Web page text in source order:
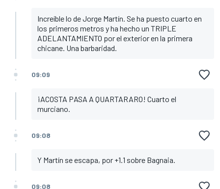
Increíble lo de Jorge Martín. Se ha puesto cuarto en
los primeros metros y ha hecho un TRIPLE
ADELANTAMIENTO por el exterior en la primera
chicane. Una barbaridad.
09:09
¡ACOSTA PASA A QUARTARARO! Cuarto el
murciano.
09:08
Y Martín se escapa, por +1.1 sobre Bagnaia.
09:08